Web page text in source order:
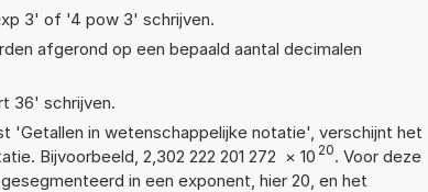
3' of '4 pow 3' schrijven.
afgerond op een bepaald aantal decimalen
36' schrijven.
'Getallen in wetenschappelijke notatie', verschijnt het
Bijvoorbeeld, 2,302 222 201 272 × 10 20. Voor deze
in een exponent, hier 20, en het